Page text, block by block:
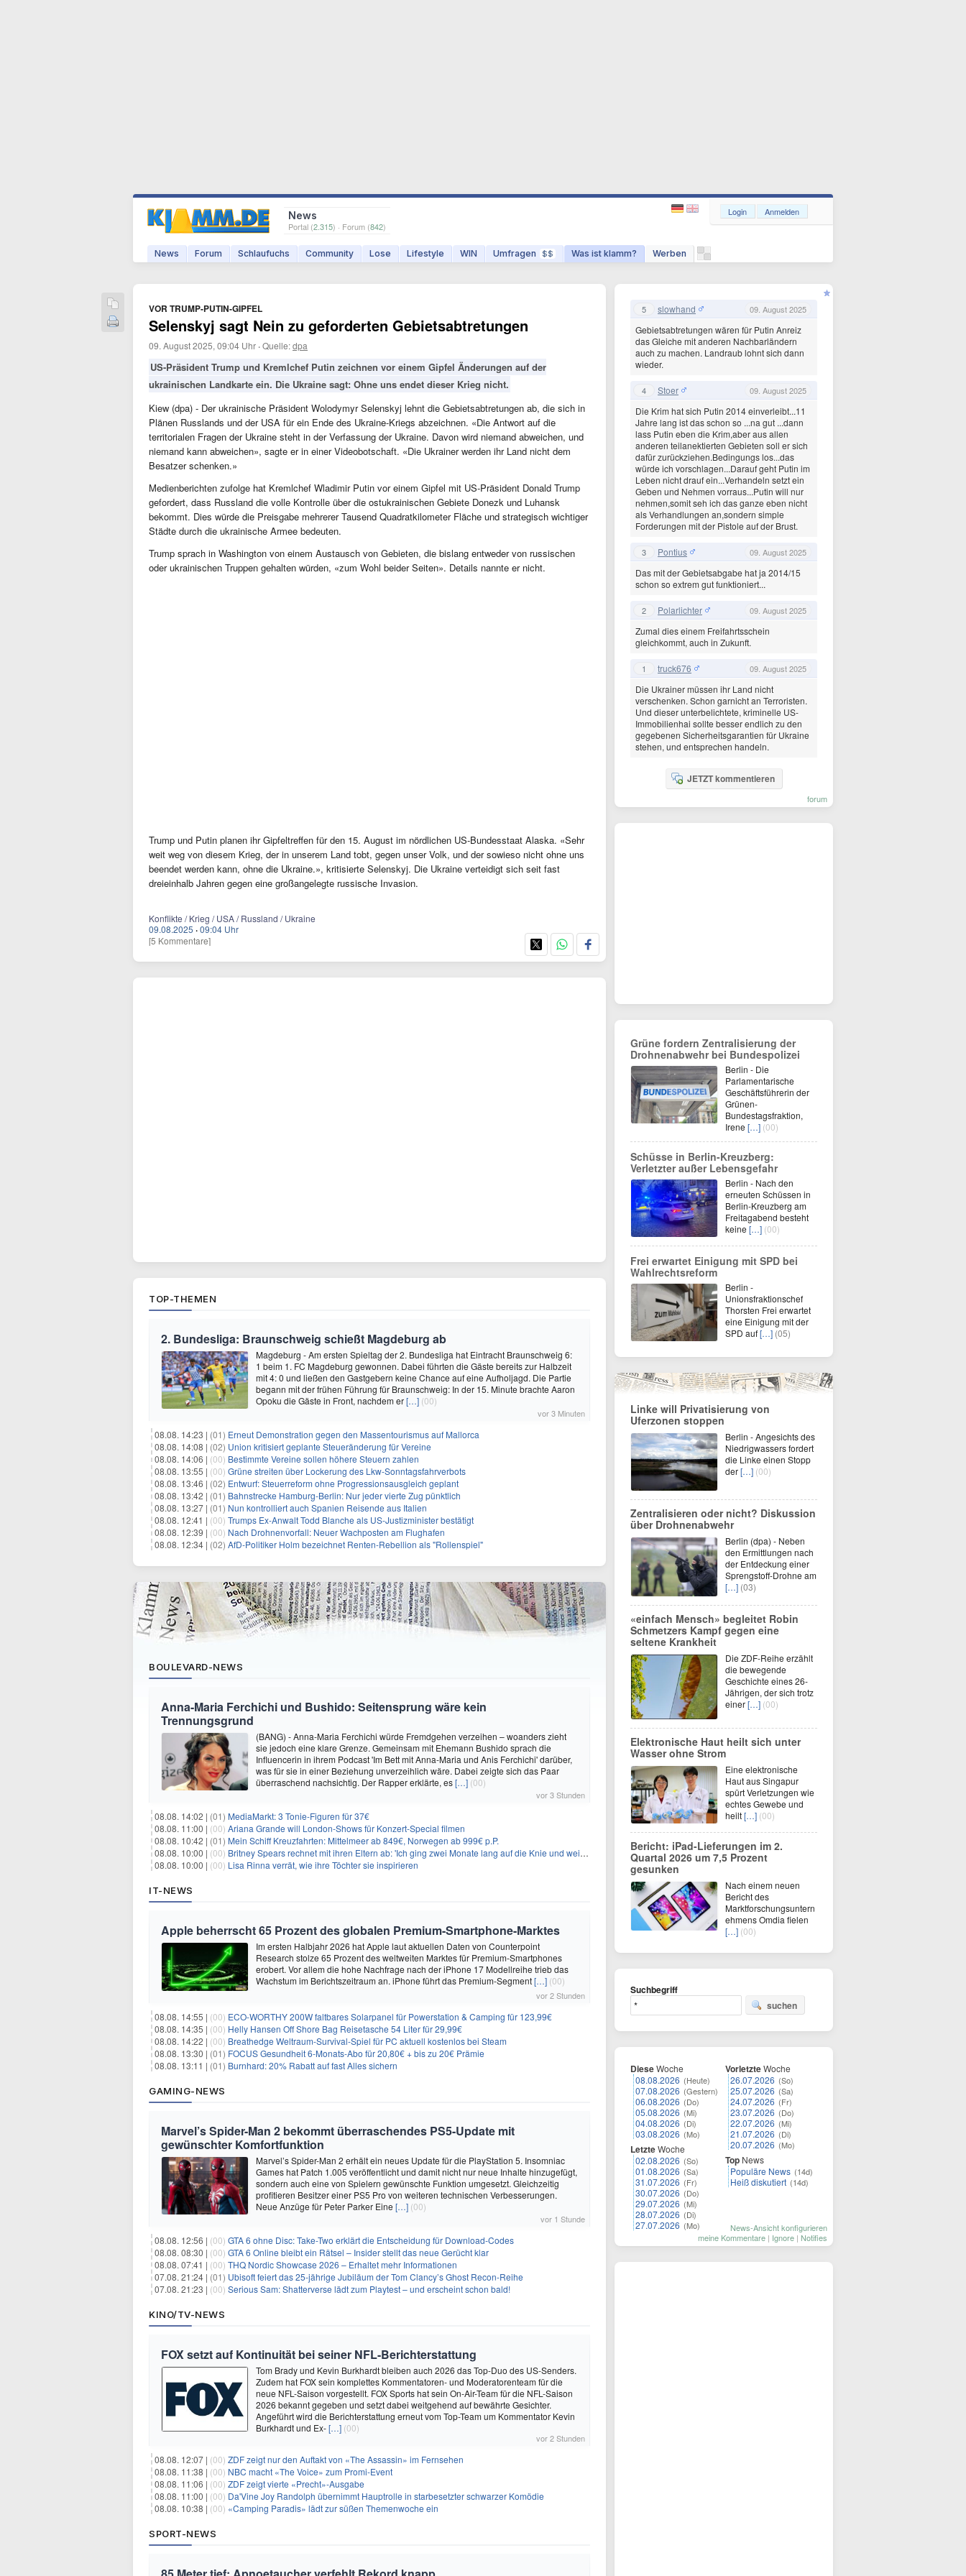
News
Portal (2.315) · Forum (842)
News Forum Schlaufuchs Community Lose Lifestyle WIN Umfragen $$ Was ist klamm? Werben
Login Anmelden
VOR TRUMP-PUTIN-GIPFEL
Selenskyj sagt Nein zu geforderten Gebietsabtretungen
09. August 2025, 09:04 Uhr ·Quelle:dpa
US-Präsident Trump und Kremlchef Putin zeichnen vor einem Gipfel Änderungen auf der
ukrainischen Landkarte ein. Die Ukraine sagt: Ohne uns endet dieser Krieg nicht.
Kiew (dpa) - Der ukrainische Präsident Wolodymyr Selenskyj lehnt die Gebietsabtretungen ab, die sich in
Plänen Russlands und der USA für ein Ende des Ukraine-Kriegs abzeichnen. «Die Antwort auf die
territorialen Fragen der Ukraine steht in der Verfassung der Ukraine. Davon wird niemand abweichen, und
niemand kann abweichen», sagte er in einer Videobotschaft. «Die Ukrainer werden ihr Land nicht dem
Besatzer schenken.»
Medienberichten zufolge hat Kremlchef Wladimir Putin vor einem Gipfel mit US-Präsident Donald Trump
gefordert, dass Russland die volle Kontrolle über die ostukrainischen Gebiete Donezk und Luhansk
bekommt. Dies würde die Preisgabe mehrerer Tausend Quadratkilometer Fläche und strategisch wichtiger
Städte durch die ukrainische Armee bedeuten.
Trump sprach in Washington von einem Austausch von Gebieten, die bislang entweder von russischen
oder ukrainischen Truppen gehalten würden, «zum Wohl beider Seiten». Details nannte er nicht.
Trump und Putin planen ihr Gipfeltreffen für den 15. August im nördlichen US-Bundesstaat Alaska. «Sehr
weit weg von diesem Krieg, der in unserem Land tobt, gegen unser Volk, und der sowieso nicht ohne uns
beendet werden kann, ohne die Ukraine.», kritisierte Selenskyj. Die Ukraine verteidigt sich seit fast
dreieinhalb Jahren gegen eine großangelegte russische Invasion.
Konflikte / Krieg / USA / Russland / Ukraine
09.08.2025 ·09:04 Uhr
[5 Kommentare]
TOP-THEMEN
2. Bundesliga: Braunschweig schießt Magdeburg ab
Magdeburg - Am ersten Spieltag der 2. Bundesliga hat Eintracht Braunschweig 6:
1 beim 1. FC Magdeburg gewonnen. Dabei führten die Gäste bereits zur Halbzeit
mit 4: 0 und ließen den Gastgebern keine Chance auf eine Aufholjagd. Die Partie
begann mit der frühen Führung für Braunschweig: In der 15. Minute brachte Aaron
Opoku die Gäste in Front, nachdem er[…] (00)
vor 3 Minuten
08.08. 14:23 | (01) Erneut Demonstration gegen den Massentourismus auf Mallorca
08.08. 14:08 | (02) Union kritisiert geplante Steueränderung für Vereine
08.08. 14:06 | (00) Bestimmte Vereine sollen höhere Steuern zahlen
08.08. 13:55 | (00) Grüne streiten über Lockerung des Lkw-Sonntagsfahrverbots
08.08. 13:46 | (02) Entwurf: Steuerreform ohne Progressionsausgleich geplant
08.08. 13:42 | (01) Bahnstrecke Hamburg-Berlin: Nur jeder vierte Zug pünktlich
08.08. 13:27 | (01) Nun kontrolliert auch Spanien Reisende aus Italien
08.08. 12:41 | (00) Trumps Ex-Anwalt Todd Blanche als US-Justizminister bestätigt
08.08. 12:39 | (00) Nach Drohnenvorfall: Neuer Wachposten am Flughafen
08.08. 12:34 | (02) AfD-Politiker Holm bezeichnet Renten-Rebellion als "Rollenspiel"
BOULEVARD-NEWS
Anna-Maria Ferchichi und Bushido: Seitensprung wäre kein
Trennungsgrund
(BANG) - Anna-Maria Ferchichi würde Fremdgehen verzeihen – woanders zieht
sie jedoch eine klare Grenze. Gemeinsam mit Ehemann Bushido sprach die
Influencerin in ihrem Podcast 'Im Bett mit Anna-Maria und Anis Ferchichi' darüber,
was für sie in einer Beziehung unverzeihlich wäre. Dabei zeigte sich das Paar
überraschend nachsichtig. Der Rapper erklärte, es[…] (00)
vor 3 Stunden
08.08. 14:02 | (01) MediaMarkt: 3 Tonie-Figuren für 37€
08.08. 11:00 | (00) Ariana Grande will London-Shows für Konzert-Special filmen
08.08. 10:42 | (01) Mein Schiff Kreuzfahrten: Mittelmeer ab 849€, Norwegen ab 999€ p.P.
08.08. 10:00 | (00) Britney Spears rechnet mit ihren Eltern ab: 'Ich ging zwei Monate lang auf die Knie und weinte'
08.08. 10:00 | (00) Lisa Rinna verrät, wie ihre Töchter sie inspirieren
IT-NEWS
Apple beherrscht 65 Prozent des globalen Premium-Smartphone-Marktes
Im ersten Halbjahr 2026 hat Apple laut aktuellen Daten von Counterpoint
Research stolze 65 Prozent des weltweiten Marktes für Premium-Smartphones
erobert. Vor allem die hohe Nachfrage nach der iPhone 17 Modellreihe trieb das
Wachstum im Berichtszeitraum an. iPhone führt das Premium-Segment[…] (00)
vor 2 Stunden
08.08. 14:55 | (00) ECO-WORTHY 200W faltbares Solarpanel für Powerstation & Camping für 123,99€
08.08. 14:35 | (00) Helly Hansen Off Shore Bag Reisetasche 54 Liter für 29,99€
08.08. 14:22 | (00) Breathedge Weltraum-Survival-Spiel für PC aktuell kostenlos bei Steam
08.08. 13:30 | (01) FOCUS Gesundheit 6-Monats-Abo für 20,80€ + bis zu 20€ Prämie
08.08. 13:11 | (01) Burnhard: 20% Rabatt auf fast Alles sichern
GAMING-NEWS
Marvel’s Spider-Man 2 bekommt überraschendes PS5-Update mit
gewünschter Komfortfunktion
Marvel’s Spider-Man 2 erhält ein neues Update für die PlayStation 5. Insomniac
Games hat Patch 1.005 veröffentlicht und damit nicht nur neue Inhalte hinzugefügt,
sondern auch eine von Spielern gewünschte Funktion umgesetzt. Gleichzeitig
profitieren Besitzer einer PS5 Pro von weiteren technischen Verbesserungen.
Neue Anzüge für Peter Parker Eine […] (00)
vor 1 Stunde
08.08. 12:56 | (00) GTA 6 ohne Disc: Take-Two erklärt die Entscheidung für Download-Codes
08.08. 08:30 | (00) GTA 6 Online bleibt ein Rätsel – Insider stellt das neue Gerücht klar
08.08. 07:41 | (00) THQ Nordic Showcase 2026 – Erhaltet mehr Informationen
07.08. 21:24 | (01) Ubisoft feiert das 25-jährige Jubiläum der Tom Clancy’s Ghost Recon-Reihe
07.08. 21:23 | (00) Serious Sam: Shatterverse lädt zum Playtest – und erscheint schon bald!
KINO/TV-NEWS
FOX setzt auf Kontinuität bei seiner NFL-Berichterstattung
Tom Brady und Kevin Burkhardt bleiben auch 2026 das Top-Duo des US-Senders.
Zudem hat FOX sein komplettes Kommentatoren- und Moderatorenteam für die
neue NFL-Saison vorgestellt. FOX Sports hat sein On-Air-Team für die NFL-Saison
2026 bekannt gegeben und setzt dabei weitgehend auf bewährte Gesichter.
Angeführt wird die Berichterstattung erneut vom Top-Team um Kommentator Kevin
Burkhardt und Ex-[…] (00)
vor 2 Stunden
08.08. 12:07 | (00) ZDF zeigt nur den Auftakt von «The Assassin» im Fernsehen
08.08. 11:38 | (00) NBC macht «The Voice» zum Promi-Event
08.08. 11:06 | (00) ZDF zeigt vierte «Precht»-Ausgabe
08.08. 11:00 | (00) Da'Vine Joy Randolph übernimmt Hauptrolle in starbesetzter schwarzer Komödie
08.08. 10:38 | (00) «Camping Paradis» lädt zur süßen Themenwoche ein
SPORT-NEWS
5 slowhand 09. August 2025
Gebietsabtretungen wären für Putin Anreiz
das Gleiche mit anderen Nachbarländern
auch zu machen. Landraub lohnt sich dann
wieder.
4 Stoer 09. August 2025
Die Krim hat sich Putin 2014 einverleibt...11
Jahre lang ist das schon so ...na gut ...dann
lass Putin eben die Krim,aber aus allen
anderen teilanektierten Gebieten soll er sich
dafür zurückziehen.Bedingungs los...das
würde ich vorschlagen...Darauf geht Putin im
Leben nicht drauf ein...Verhandeln setzt ein
Geben und Nehmen vorraus...Putin will nur
nehmen,somit seh ich das ganze eben nicht
als Verhandlungen an,sondern simple
Forderungen mit der Pistole auf der Brust.
3 Pontius 09. August 2025
Das mit der Gebietsabgabe hat ja 2014/15
schon so extrem gut funktioniert...
2 Polarlichter 09. August 2025
Zumal dies einem Freifahrtsschein
gleichkommt, auch in Zukunft.
1 truck676 09. August 2025
Die Ukrainer müssen ihr Land nicht
verschenken. Schon garnicht an Terroristen.
Und dieser unterbelichtete, kriminelle US-
Immobilienhai sollte besser endlich zu den
gegebenen Sicherheitsgarantien für Ukraine
stehen, und entsprechen handeln.
JETZT kommentieren
forum
Grüne fordern Zentralisierung der
Drohnenabwehr bei Bundespolizei
Berlin - Die
Parlamentarische
Geschäftsführerin der
Grünen-
Bundestagsfraktion,
Irene […] (00)
Schüsse in Berlin-Kreuzberg:
Verletzter außer Lebensgefahr
Berlin - Nach den
erneuten Schüssen in
Berlin-Kreuzberg am
Freitagabend besteht
keine […] (00)
Frei erwartet Einigung mit SPD bei
Wahlrechtsreform
Berlin -
Unionsfraktionschef
Thorsten Frei erwartet
eine Einigung mit der
SPD auf[…] (05)
Linke will Privatisierung von
Uferzonen stoppen
Berlin - Angesichts des
Niedrigwassers fordert
die Linke einen Stopp
der[…] (00)
Zentralisieren oder nicht? Diskussion
über Drohnenabwehr
Berlin (dpa) - Neben
den Ermittlungen nach
der Entdeckung einer
Sprengstoff-Drohne am
[…] (03)
«einfach Mensch» begleitet Robin
Schmetzers Kampf gegen eine
seltene Krankheit
Die ZDF-Reihe erzählt
die bewegende
Geschichte eines 26-
Jährigen, der sich trotz
einer[…] (00)
Elektronische Haut heilt sich unter
Wasser ohne Strom
Eine elektronische
Haut aus Singapur
spürt Verletzungen wie
echtes Gewebe und
heilt[…] (00)
Bericht: iPad-Lieferungen im 2.
Quartal 2026 um 7,5 Prozent
gesunken
Nach einem neuen
Bericht des
Marktforschungsuntern
ehmens Omdia fielen
[…] (00)
Suchbegriff
suchen
DieseWoche
08.08.2026 (Heute)
07.08.2026 (Gestern)
06.08.2026 (Do)
05.08.2026 (Mi)
04.08.2026 (Di)
03.08.2026 (Mo)
LetzteWoche
02.08.2026 (So)
01.08.2026 (Sa)
31.07.2026 (Fr)
30.07.2026 (Do)
29.07.2026 (Mi)
28.07.2026 (Di)
27.07.2026 (Mo)
VorletzteWoche
26.07.2026 (So)
25.07.2026 (Sa)
24.07.2026 (Fr)
23.07.2026 (Do)
22.07.2026 (Mi)
21.07.2026 (Di)
20.07.2026 (Mo)
Top News
Populäre News (14d)
Heiß diskutiert (14d)
News-Ansicht konfigurieren
meine Kommentare | Ignore | Notifies